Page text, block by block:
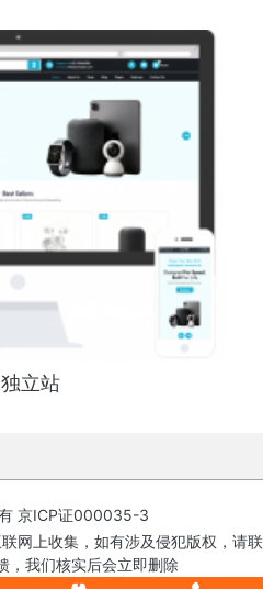
立站
京ICP证000035-3
网上收集，如有涉及侵犯版权，请联
，我们核实后会立即删除